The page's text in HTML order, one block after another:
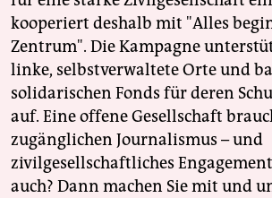
kooperiert deshalb mit "Alles
Zentrum". Die Kampagne
linke, selbstverwaltete Orte und
solidarischen Fonds für deren
auf. Eine offene Gesellschaft
zugänglichen Journalismus – und
zivilgesellschaftliches
auch? Dann machen Sie mit und